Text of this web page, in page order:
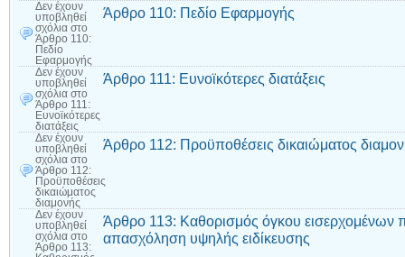
Δεν έχουν
υποβληθεί
σχόλια στο
Άρθρο 110:
Πεδίο
Εφαρμογής
Άρθρο 110: Πεδίο Εφαρμογής
Δεν έχουν
υποβληθεί
σχόλια στο
Άρθρο 111:
Ευνοϊκότερες
διατάξεις
Άρθρο 111: Ευνοϊκότερες διατάξεις
Δεν έχουν
υποβληθεί
σχόλια στο
Άρθρο 112:
Προϋποθέσεις
δικαιώματος
διαμονής
Άρθρο 112: Προϋποθέσεις δικαιώματος
Δεν έχουν
υποβληθεί
σχόλια στο
Άρθρο 113:
Άρθρο 113: Καθορισμός όγκου εισερχομένων
απασχόληση υψηλής ειδίκευσης